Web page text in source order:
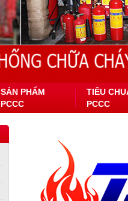
SẢN PHẨM
PCCC
TIÊU
PCCC